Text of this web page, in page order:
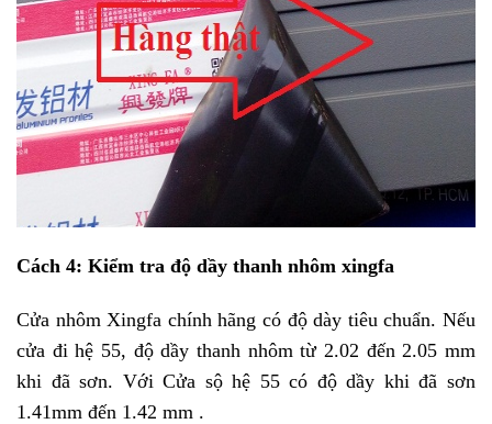
Cách 4: Kiểm tra độ dầy thanh nhôm xingfa
Cửa nhôm Xingfa chính hãng có độ dày tiêu chuẩn. Nếu
cửa đi hệ 55, độ dầy thanh nhôm từ 2.02 đến 2.05 mm
khi đã sơn. Với Cửa sộ hệ 55 có độ dầy khi đã sơn
1.41mm đến 1.42 mm .